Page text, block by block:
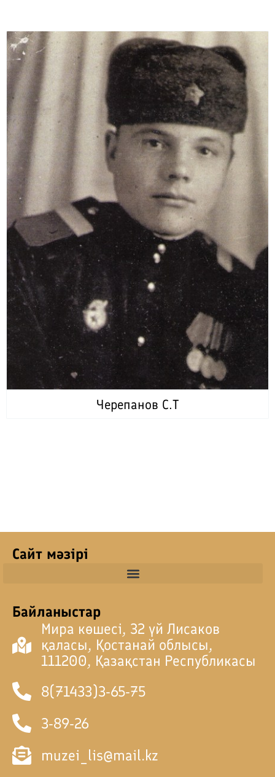
Черепанов С.Т
Сайт мәзірі
Байланыстар
Мира көшесі, 32 үй Лисаков
қаласы, Қостанай облысы,
111200, Қазақстан Республикасы
8(71433)3-65-75
3-89-26
muzei_lis@mail.kz